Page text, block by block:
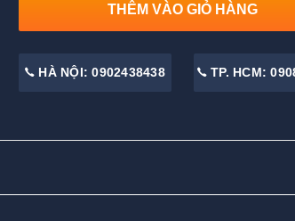
THÊM VÀO GIỎ HÀNG
HÀ NỘI: 0902438438 TP. HCM: